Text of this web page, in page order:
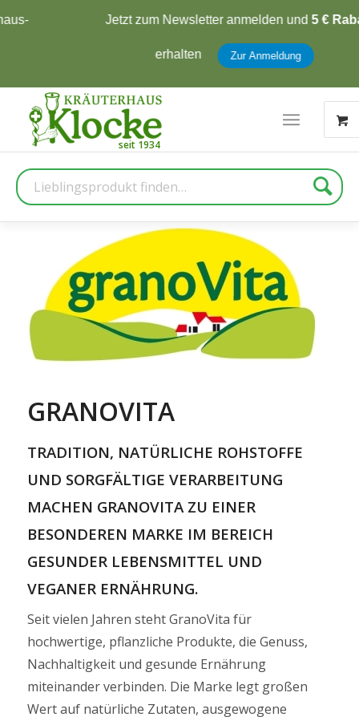
Jetzt zum Newsletter anmelden und5 € Rabatt
Zur Anmeldung
Suche
GRANOVITA
TRADITION, NATÜRLICHE ROHSTOFFE
UND SORGFÄLTIGE VERARBEITUNG
MACHEN GRANOVITA ZU EINER
BESONDEREN MARKE IM BEREICH
GESUNDER LEBENSMITTEL UND
VEGANER ERNÄHRUNG.
Seit vielen Jahren steht GranoVita für
hochwertige, pflanzliche Produkte, die Genuss,
Nachhaltigkeit und gesunde Ernährung
miteinander verbinden. Die Marke legt großen
Wert auf natürliche Zutaten, ausgewogene